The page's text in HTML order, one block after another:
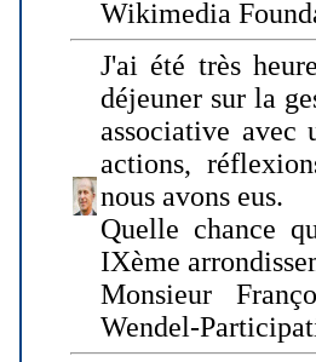
Wikimedia
J'ai été très
déjeuner sur la
associative avec
actions,
nous avons eus.
Quelle chance
IXème
Monsieur
Wendel-